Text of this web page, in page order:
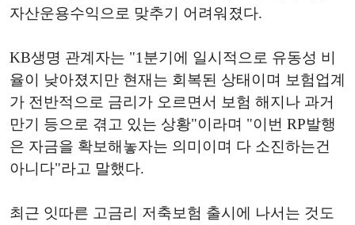
자산운용수익으로 맞추기 어려워졌다.
KB생명 관계자는 "1분기에 일시적으로 유동성 비
율이 낮아졌지만 현재는 회복된 상태이며 보험업계
가 전반적으로 금리가 오르면서 보험 해지나 과거
만기 등으로 겪고 있는 상황"이라며 "이번 RP발행
은 자금을 확보해놓자는 의미이며 다 소진하는건
아니다"라고 말했다.
최근 잇따른 고금리 저축보험 출시에 나서는 것도